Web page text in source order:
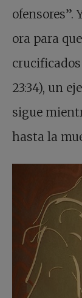
ofensores”.
ora para
23:34), un
sigue
hasta la